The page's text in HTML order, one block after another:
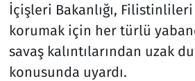
İçişleri Bakanlığı,
korumak için her türlü
savaş kalıntılarından uzak
konusunda uyardı.